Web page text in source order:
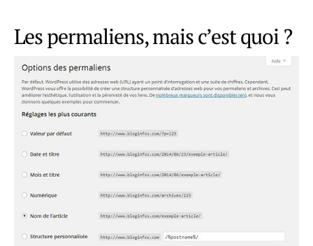
Les permaliens, mais c’est quoi ?